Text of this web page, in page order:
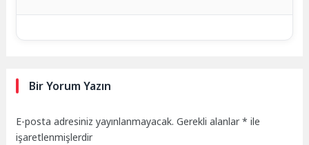
Bir Yorum Yazın
E-posta adresiniz yayınlanmayacak. Gerekli alanlar* ile
işaretlenmişlerdir